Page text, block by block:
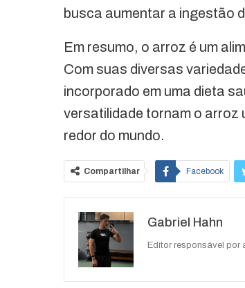
busca aumentar a ingestão
Em resumo, o arroz é um
Com suas diversas
incorporado em uma dieta
versatilidade tornam o arroz
redor do mundo.
Compartilhar Facebook
Gabriel Hahn
Editor responsável por